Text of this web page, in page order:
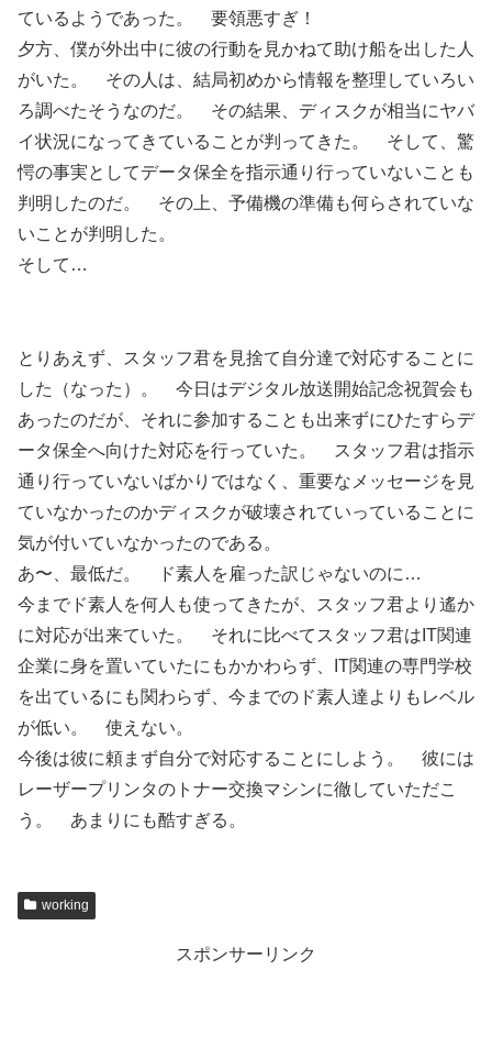
ているようであった。 要領悪すぎ！
夕方、僕が外出中に彼の行動を見かねて助け船を出した人
がいた。 その人は、結局初めから情報を整理していろい
ろ調べたそうなのだ。 その結果、ディスクが相当にヤバ
イ状況になってきていることが判ってきた。 そして、驚
愕の事実としてデータ保全を指示通り行っていないことも
判明したのだ。 その上、予備機の準備も何らされていな
いことが判明した。
そして…
とりあえず、スタッフ君を見捨て自分達で対応することに
した（なった）。 今日はデジタル放送開始記念祝賀会も
あったのだが、それに参加することも出来ずにひたすらデ
ータ保全へ向けた対応を行っていた。 スタッフ君は指示
通り行っていないばかりではなく、重要なメッセージを見
ていなかったのかディスクが破壊されていっていることに
気が付いていなかったのである。
あ〜、最低だ。 ド素人を雇った訳じゃないのに…
今までド素人を何人も使ってきたが、スタッフ君より遙か
に対応が出来ていた。 それに比べてスタッフ君はIT関連
企業に身を置いていたにもかかわらず、IT関連の専門学校
を出ているにも関わらず、今までのド素人達よりもレベル
が低い。 使えない。
今後は彼に頼まず自分で対応することにしよう。 彼には
レーザープリンタのトナー交換マシンに徹していただこ
う。 あまりにも酷すぎる。
working
スポンサーリンク